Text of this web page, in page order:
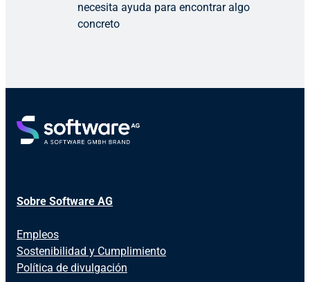
necesita ayuda para encontrar algo
concreto
Sobre Software AG
Empleos
Sostenibilidad y Cumplimiento
Política de divulgación